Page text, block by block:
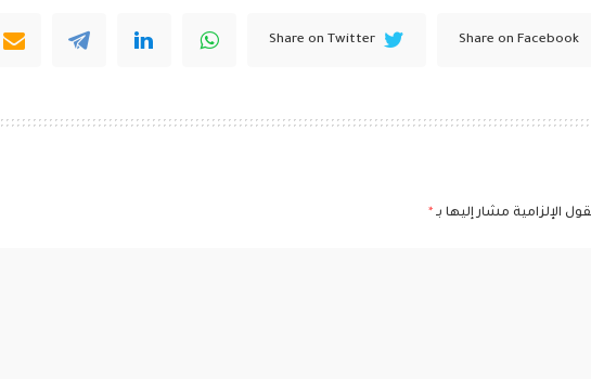
Share on Facebook
Share on Twitter
الإلزامية مشار إليها بـ *